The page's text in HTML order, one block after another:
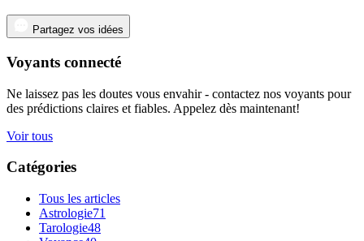
Partagez vos idées
Voyants connecté
Ne laissez pas les doutes vous envahir - contactez nos voyants pour
des prédictions claires et fiables. Appelez dès maintenant!
Voir tous
Catégories
Tous les articles
Astrologie71
Tarologie48